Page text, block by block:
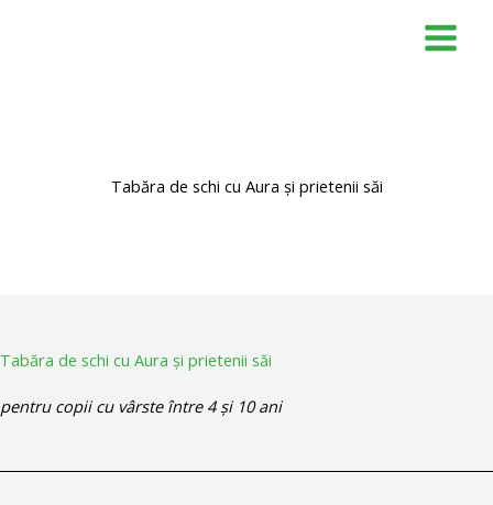
Tabăra de schi cu Aura și prietenii săi
Tabăra de schi cu Aura și prietenii săi
pentru copii cu vârste între 4 și 10 ani